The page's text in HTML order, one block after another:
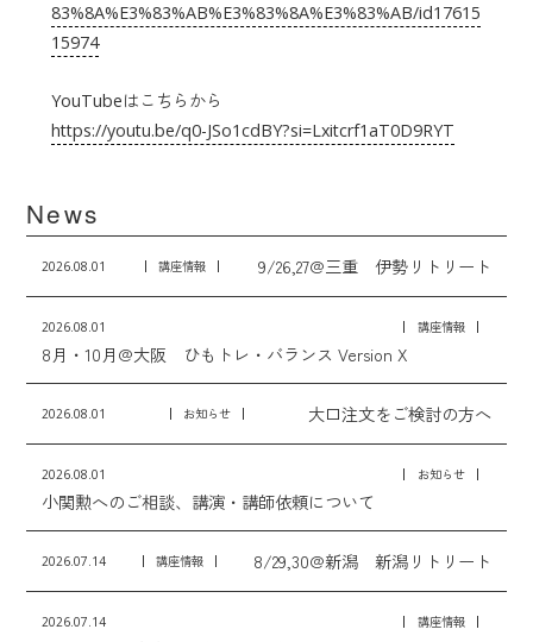
83%8A%E3%83%AB%E3%83%8A%E3%83%AB/id17615
15974
YouTubeはこちらから
https://youtu.be/q0-JSo1cdBY?si=Lxitcrf1aT0D9RYT
News
2026.08.01 講座情報 9/26,27@三重 伊勢リトリート
2026.08.01 講座情報
8月・10月@大阪 ひもトレ・バランス Version X
2026.08.01 お知らせ 大口注文をご検討の方へ
2026.08.01 お知らせ
小関勲へのご相談、講演・講師依頼について
2026.07.14 講座情報 8/29,30@新潟 新潟リトリート
2026.07.14 講座情報